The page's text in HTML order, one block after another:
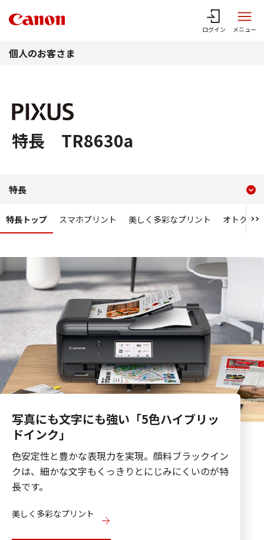
ログイン メニュー
個人のお客さま
特長 TR8630a
特長
特長トップ スマホプリント 美しく多彩なプリント オトク
写真にも文字にも強い「5色ハイブリッ
ドインク」
色安定性と豊かな表現力を実現。顔料ブラックイン
クは、細かな文字もくっきりとにじみにくいのが特
長です。
美しく多彩なプリント